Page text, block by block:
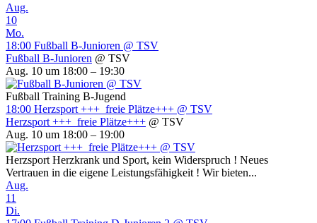
Aug.
10
Mo.
18:00 Fußball B-Junioren @ TSV
Fußball B-Junioren @ TSV
Aug. 10 um 18:00 – 19:30
Fußball Training B-Jugend
18:00 Herzsport +++ freie Plätze+++ @ TSV
Herzsport +++ freie Plätze+++ @ TSV
Aug. 10 um 18:00 – 19:00
Herzsport Herzkrank und Sport, kein Widerspruch ! Neues
Vertrauen in die eigene Leistungsfähigkeit ! Wir bieten...
Aug.
11
Di.